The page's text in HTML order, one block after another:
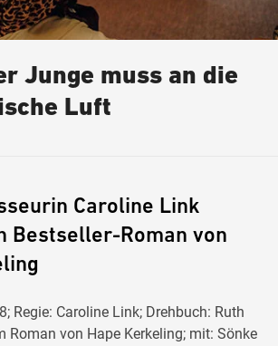
Junge muss an die
Luft
Caroline Link
Bestseller-Roman von
Regie: Caroline Link; Drehbuch: Ruth
Roman von Hape Kerkeling; mit: Sönke